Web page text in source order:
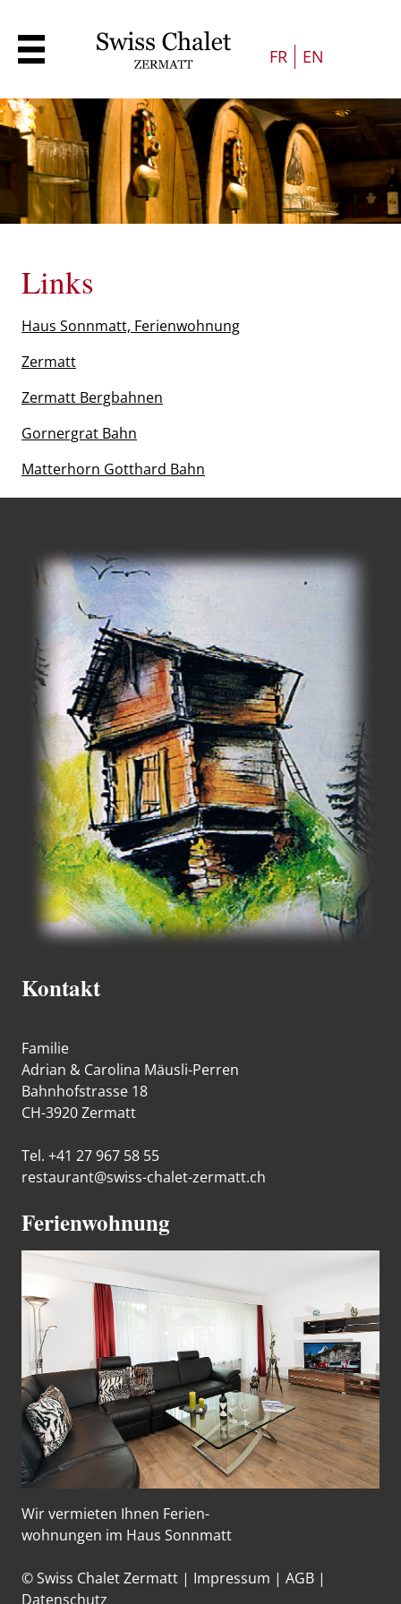
FR EN
Links
Haus Sonnmatt, Ferienwohnung
Zermatt
Zermatt Bergbahnen
Gornergrat Bahn
Matterhorn Gotthard Bahn
Kontakt
Familie
Adrian & Carolina Mäusli-Perren
Bahnhofstrasse 18
CH-3920 Zermatt
Tel. +41 27 967 58 55
restaurant@swiss-chalet-zermatt.ch
Ferienwohnung
Wir vermieten Ihnen Ferien-
wohnungen im Haus Sonnmatt
© Swiss Chalet Zermatt | Impressum | AGB |
Datenschutz